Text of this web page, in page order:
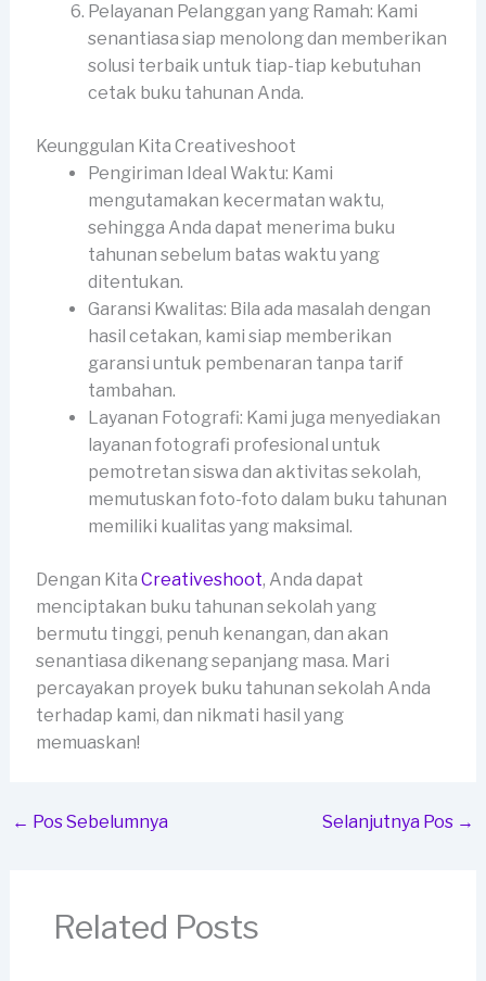
Pelayanan Pelanggan yang Ramah: Kami
senantiasa siap menolong dan memberikan
solusi terbaik untuk tiap-tiap kebutuhan
cetak buku tahunan Anda.
Keunggulan Kita Creativeshoot
Pengiriman Ideal Waktu: Kami
mengutamakan kecermatan waktu,
sehingga Anda dapat menerima buku
tahunan sebelum batas waktu yang
ditentukan.
Garansi Kwalitas: Bila ada masalah dengan
hasil cetakan, kami siap memberikan
garansi untuk pembenaran tanpa tarif
tambahan.
Layanan Fotografi: Kami juga menyediakan
layanan fotografi profesional untuk
pemotretan siswa dan aktivitas sekolah,
memutuskan foto-foto dalam buku tahunan
memiliki kualitas yang maksimal.
Dengan Kita Creativeshoot, Anda dapat
menciptakan buku tahunan sekolah yang
bermutu tinggi, penuh kenangan, dan akan
senantiasa dikenang sepanjang masa. Mari
percayakan proyek buku tahunan sekolah Anda
terhadap kami, dan nikmati hasil yang
memuaskan!
← Pos Sebelumnya Selanjutnya Pos →
Related Posts